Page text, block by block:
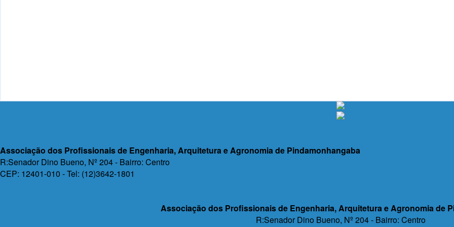
Associação dos Profissionais de Engenharia, Arquitetura e Agronomia de Pindamonhangaba
R:Senador Dino Bueno, Nº 204 - Bairro: Centro
CEP: 12401-010 - Tel: (12)3642-1801
Associação dos Profissionais de Engenharia, Arquitetura e Agronomia de
R:Senador Dino Bueno, Nº 204 - Bairro: Centro